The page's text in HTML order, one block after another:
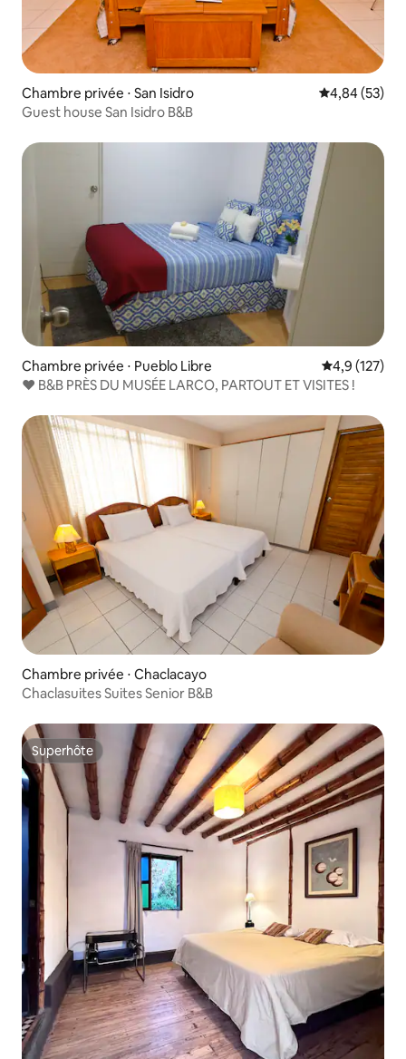
Chambre privée ⋅ San Isidro Évaluation
4,84 (53)
Guest house San Isidro B&B
Chambre privée ⋅ Pueblo Libre Évaluation
4,9 (127)
❤️ B&B PRÈS DU MUSÉE LARCO, PARTOUT ET VISITES !
Chambre privée ⋅ Chaclacayo
Chaclasuites Suites Senior B&B
Superhôte
Superhôte